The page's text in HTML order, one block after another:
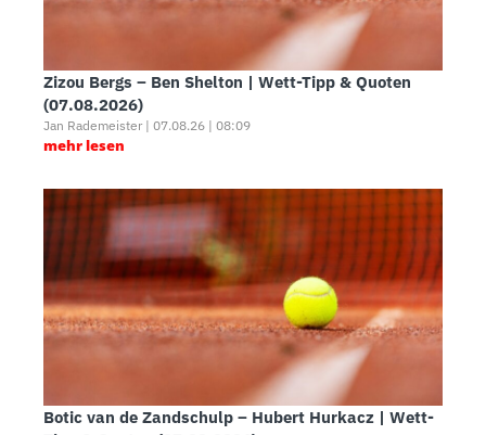
Zizou Bergs – Ben Shelton | Wett-Tipp & Quoten
(07.08.2026)
Jan Rademeister | 07.08.26 | 08:09
mehr lesen
Botic van de Zandschulp – Hubert Hurkacz | Wett-